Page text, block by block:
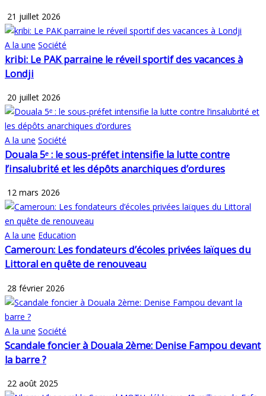
21 juillet 2026
A la une Société
kribi: Le PAK parraine le réveil sportif des vacances à
Londji
20 juillet 2026
A la une Société
Douala 5ᵉ : le sous-préfet intensifie la lutte contre
l’insalubrité et les dépôts anarchiques d’ordures
12 mars 2026
A la une Education
Cameroun: Les fondateurs d’écoles privées laïques du
Littoral en quête de renouveau
28 février 2026
A la une Société
Scandale foncier à Douala 2ème: Denise Fampou devant
la barre ?
22 août 2025